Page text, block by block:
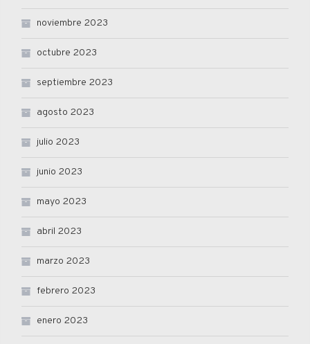
noviembre 2023
octubre 2023
septiembre 2023
agosto 2023
julio 2023
junio 2023
mayo 2023
abril 2023
marzo 2023
febrero 2023
enero 2023